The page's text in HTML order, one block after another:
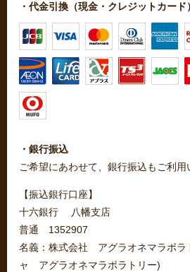
・代金引換（現金・クレジットカード）
・銀行振込
ご希望にあわせて、銀行振込もご利用
【振込銀行口座】
十六銀行 八幡支店
普通 1352907
名義：株式会社 アグラオネマラボラ
ャ アグラオネマラボラトリー)